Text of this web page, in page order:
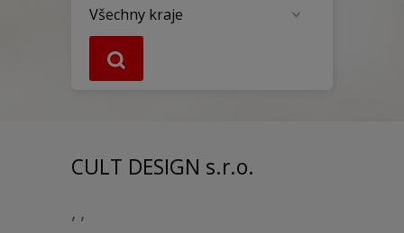
CULT DESIGN s.r.o.
, ,